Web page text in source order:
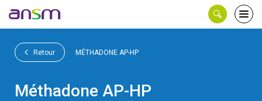
le
Retour MÉTHADONE AP-HP
Méthadone AP-HP